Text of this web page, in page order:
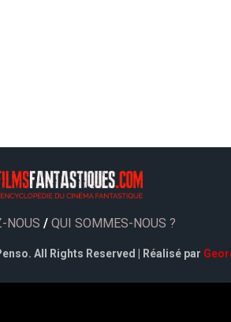
NOUS / QUI SOMMES-NOUS ?
All Rights Reserved | Réalisé par